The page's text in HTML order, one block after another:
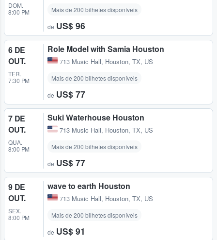
DOM.
8:00 PM
Mais de 200 bilhetes disponíveis
de US$ 96
6 DE
OUT.
TER.
7:30 PM
Role Model with Samia Houston
713 Music Hall, Houston, TX, US
Mais de 200 bilhetes disponíveis
de US$ 77
7 DE
OUT.
QUA.
8:00 PM
Suki Waterhouse Houston
713 Music Hall, Houston, TX, US
Mais de 200 bilhetes disponíveis
de US$ 77
9 DE
OUT.
SEX.
8:00 PM
wave to earth Houston
713 Music Hall, Houston, TX, US
Mais de 200 bilhetes disponíveis
de US$ 91